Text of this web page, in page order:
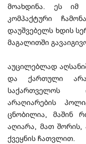
მოახდინა. ეს იმ
კომპაქტური
დაუშვებელს ხდის
მაგალითში
აუცილებლად
და ქართული
საქართველოს
არაღიარების
ცნობილია, მაშინ
აღიარა, მათ შორის,
ქვეყნის ჩათვლით.